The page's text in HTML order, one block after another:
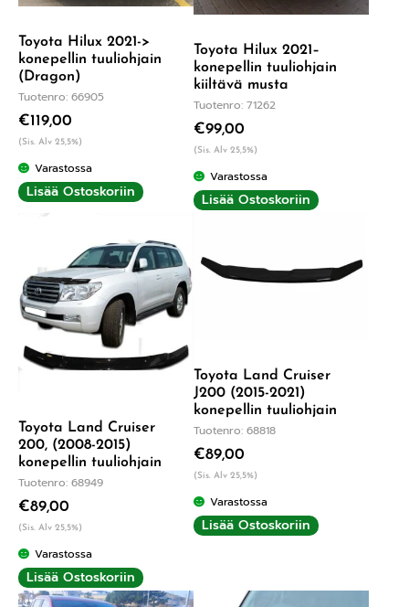
Toyota Hilux 2021->
konepellin tuuliohjain
(Dragon)
Tuotenro: 66905
€119,00
(Sis. Alv 25,5%)
Varastossa
Lisää Ostoskoriin
Toyota Hilux 2021–
konepellin tuuliohjain
kiiltävä musta
Tuotenro: 71262
€99,00
(Sis. Alv 25,5%)
Varastossa
Lisää Ostoskoriin
Toyota Land Cruiser
200, (2008-2015)
konepellin tuuliohjain
Tuotenro: 68949
€89,00
(Sis. Alv 25,5%)
Varastossa
Lisää Ostoskoriin
Toyota Land Cruiser
J200 (2015-2021)
konepellin tuuliohjain
Tuotenro: 68818
€89,00
(Sis. Alv 25,5%)
Varastossa
Lisää Ostoskoriin